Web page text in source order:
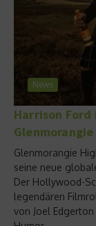
News
Harrison Ford
Glenmorangie
Glenmorangie
seine neue
Der Hollywood-
legendären
von Joel